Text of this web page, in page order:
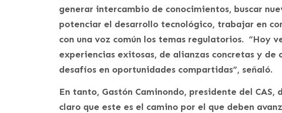
generar intercambio de conocimientos, buscar
potenciar el desarrollo tecnológico, trabajar en
con una voz común los temas regulatorios. “Hoy
experiencias exitosas, de alianzas concretas y de
desafíos en oportunidades compartidas”, señaló.
En tanto, Gastón Caminondo, presidente del
claro que este es el camino por el que deben